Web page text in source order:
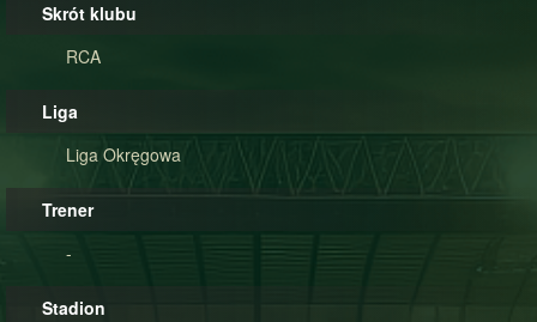
Skrót klubu
RCA
Liga
Liga Okręgowa
Trener
-
Stadion